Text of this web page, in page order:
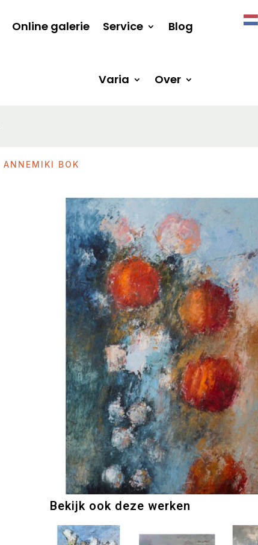
Online galerie Service Blog
Varia Over
ANNEMIKI BOK
Bekijk ook deze werken